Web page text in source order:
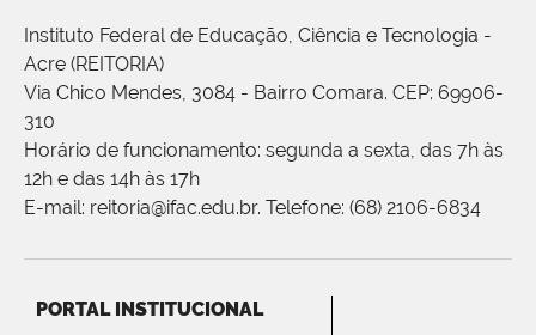
Instituto Federal de Educação, Ciência e Tecnologia -
Acre (REITORIA)
Via Chico Mendes, 3084 - Bairro Comara. CEP: 69906-
310
Horário de funcionamento: segunda a sexta, das 7h às
12h e das 14h às 17h
E-mail: reitoria@ifac.edu.br. Telefone: (68) 2106-6834
PORTAL INSTITUCIONAL